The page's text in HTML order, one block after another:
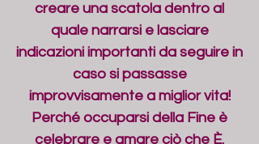
creare una scatola dentro al
quale narrarsi e lasciare
indicazioni importanti da seguire in
caso si passasse
improvvisamente a miglior vita!
Perché occuparsi della Fine è
celebrare e amare ciò che È.